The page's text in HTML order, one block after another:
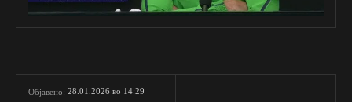
Објавено: 28.01.2026 во 14:29